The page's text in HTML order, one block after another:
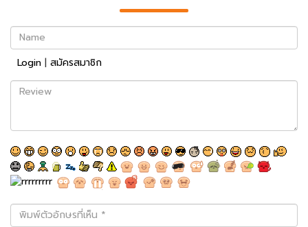
Name
Login | สมัครสมาชิก
Review
พิมพ์
ตัว